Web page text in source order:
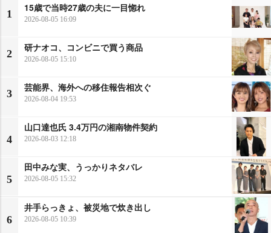
1
15歳で当時27歳の夫に一目惚れ
2026-08-05 16:09
2
研ナオコ、コンビニで買う商品
2026-08-05 15:10
3
芸能界、海外への移住報告相次ぐ
2026-08-04 19:53
4
山口達也氏 3.4万円の湘南物件契約
2026-08-03 12:18
5
田中みな実、うっかりネタバレ
2026-08-05 15:32
6
井手らっきょ、被災地で炊き出し
2026-08-05 10:39